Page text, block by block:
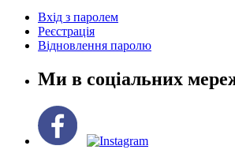
Вхід з паролем
Реєстрація
Відновлення паролю
Ми в соціальних